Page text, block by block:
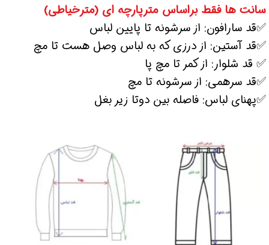
سانت ها فقط براساس مترپارچه ای (مترخیاطی)
✅قد سارافون: از سرشونه تا پایین لباس
✅قد آستین: از درزی که به لباس وصل هست تا مچ
✅ قد شلوار: از کمر تا مچ پا
✅قد سرهمی: از سرشونه تا مچ
✅پهنای لباس: فاصله بین دوتا زیر بغل